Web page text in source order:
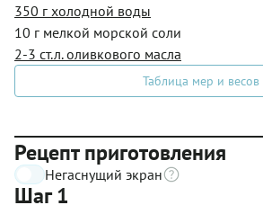
350 г холодной воды
10 г мелкой морской соли
2-3 ст.л. оливкового масла
Таблица мер и весов
Рецепт приготовления
Негаснущий экран
Шаг 1